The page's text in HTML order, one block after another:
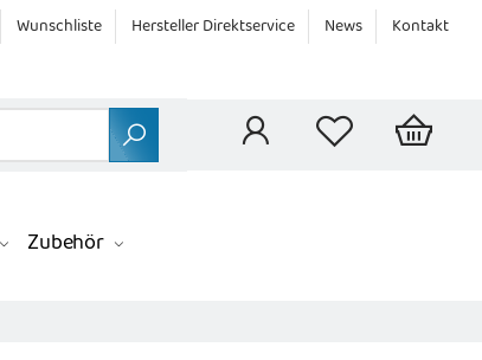
Wunschliste Hersteller Direktservice News Kontakt
Zubehör